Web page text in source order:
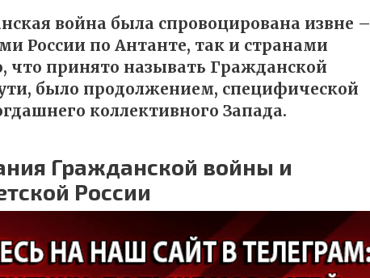
война была спровоцирована извне –
России по Антанте, так и странами
что принято называть Гражданской
было продолжением, специфической
коллективного Запада.
Гражданской войны и
России